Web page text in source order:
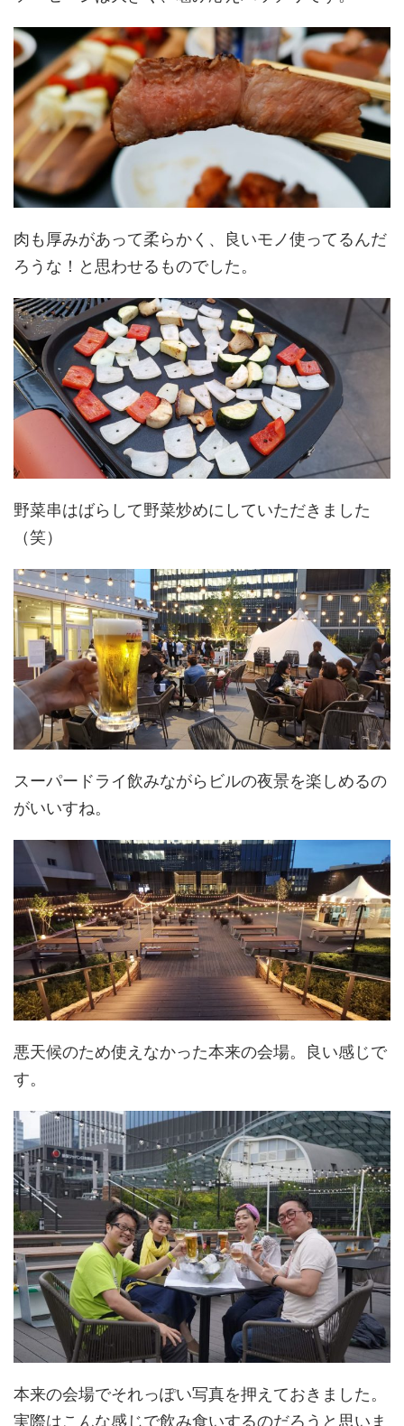
肉も厚みがあって柔らかく、良いモノ使ってるんだ
ろうな！と思わせるものでした。
野菜串はばらして野菜炒めにしていただきました
（笑）
スーパードライ飲みながらビルの夜景を楽しめるの
がいいすね。
悪天候のため使えなかった本来の会場。良い感じで
す。
本来の会場でそれっぽい写真を押えておきました。
実際はこんな感じで飲み食いするのだろうと思いま